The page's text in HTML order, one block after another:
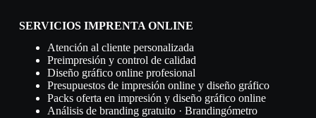
SERVICIOS IMPRENTA ONLINE
Atención al cliente personalizada
Preimpresión y control de calidad
Diseño gráfico online profesional
Presupuestos de impresión online y diseño gráfico
Packs oferta en impresión y diseño gráfico online
Análisis de branding gratuito · Brandingómetro